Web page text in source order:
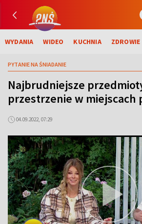
WYDANIA WIDEO KUCHNIA ZDROWIE
PYTANIE NA ŚNIADANIE
Najbrudniejsze
przestrzenie w miejscach
04.09.2022, 07:29